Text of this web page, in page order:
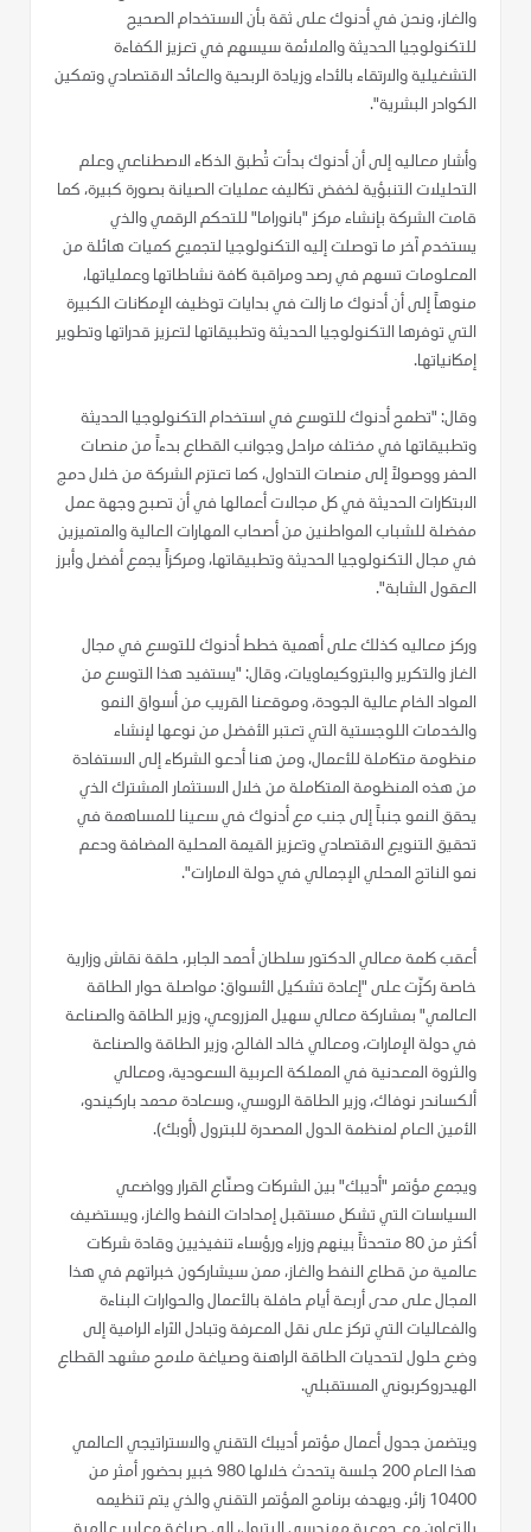
والغاز، ونحن في أدنوك على ثقة بأن الاستخدام الصحيح
للتكنولوجيا الحديثة والملائمة سيسهم في تعزيز الكفاءة
التشغيلية والارتقاء بالأداء وزيادة الربحية والعائد الاقتصادي وتمكين
الكوادر البشرية".
وأشار معاليه إلى أن أدنوك بدأت تُطبق الذكاء الاصطناعي وعلم
التحليلات التنبؤية لخفض تكاليف عمليات الصيانة بصورة كبيرة، كما
قامت الشركة بإنشاء مركز "بانوراما" للتحكم الرقمي والذي
يستخدم آخر ما توصلت إليه التكنولوجيا لتجميع كميات هائلة من
المعلومات تسهم في رصد ومراقبة كافة نشاطاتها وعملياتها،
منوهاً إلى أن أدنوك ما زالت في بدايات توظيف الإمكانات الكبيرة
التي توفرها التكنولوجيا الحديثة وتطبيقاتها لتعزيز قدراتها وتطوير
إمكانياتها.
وقال: "تطمح أدنوك للتوسع في استخدام التكنولوجيا الحديثة
وتطبيقاتها في مختلف مراحل وجوانب القطاع بدءاً من منصات
الحفر ووصولاً إلى منصات التداول، كما تعتزم الشركة من خلال دمج
الابتكارات الحديثة في كل مجالات أعمالها في أن تصبح وجهة عمل
مفضلة للشباب المواطنين من أصحاب المهارات العالية والمتميزين
في مجال التكنولوجيا الحديثة وتطبيقاتها، ومركزاً يجمع أفضل وأبرز
العقول الشابة".
وركز معاليه كذلك على أهمية خطط أدنوك للتوسع في مجال
الغاز والتكرير والبتروكيماويات، وقال: "يستفيد هذا التوسع من
المواد الخام عالية الجودة، وموقعنا القريب من أسواق النمو
والخدمات اللوجستية التي تعتبر الأفضل من نوعها لإنشاء
منظومة متكاملة للأعمال، ومن هنا أدعو الشركاء إلى الاستفادة
من هذه المنظومة المتكاملة من خلال الاستثمار المشترك الذي
يحقق النمو جنباً إلى جنب مع أدنوك في سعينا للمساهمة في
تحقيق التنويع الاقتصادي وتعزيز القيمة المحلية المضافة ودعم
نمو الناتج المحلي الإجمالي في دولة الامارات".
أعقب كلمة معالي الدكتور سلطان أحمد الجابر، حلقة نقاش وزارية
خاصة ركزّت على "إعادة تشكيل الأسواق: مواصلة حوار الطاقة
العالمي" بمشاركة معالي سهيل المزروعي، وزير الطاقة والصناعة
في دولة الإمارات، ومعالي خالد الفالح، وزير الطاقة والصناعة
والثروة المعدنية في المملكة العربية السعودية، ومعالي
ألكساندر نوفاك، وزير الطاقة الروسي، وسعادة محمد باركيندو،
الأمين العام لمنظمة الدول المصدرة للبترول (أوبك).
ويجمع مؤتمر "أديبك" بين الشركات وصنّاع القرار وواضعي
السياسات التي تشكل مستقبل إمدادات النفط والغاز، ويستضيف
أكثر من 80 متحدثاً بينهم وزراء ورؤساء تنفيذيين وقادة شركات
عالمية من قطاع النفط والغاز، ممن سيشاركون خبراتهم في هذا
المجال على مدى أربعة أيام حافلة بالأعمال والحوارات البناءة
والفعاليات التي تركز على نقل المعرفة وتبادل الآراء الرامية إلى
وضع حلول لتحديات الطاقة الراهنة وصياغة ملامح مشهد القطاع
الهيدروكربوني المستقبلي.
ويتضمن جدول أعمال مؤتمر أديبك التقني والاستراتيجي العالمي
هذا العام 200 جلسة يتحدث خلالها 980 خبير بحضور أمثر من
10400 زائر. ويهدف برنامج المؤتمر التقني والذي يتم تنظيمه